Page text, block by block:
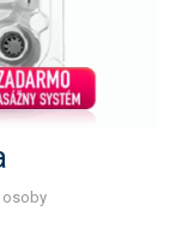
osoby